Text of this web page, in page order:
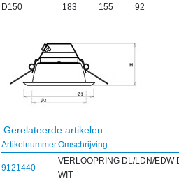
D150
183 155 92
Gerelateerde artikelen
ArtikelnummerOmschrijving
9121440
VERLOOPRING DL/LDN/EDW
WIT